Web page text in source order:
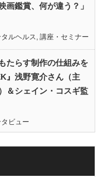
画鑑賞、何が違う？」
ルヘルス 講座・セミナー
たらす制作の仕組みを
』浅野寛介さん（主
＆シェイン・コスギ監
ビュー